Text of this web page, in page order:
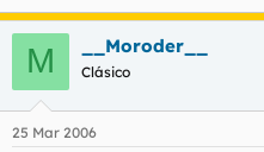
M __Moroder__
Clásico
25 Mar 2006